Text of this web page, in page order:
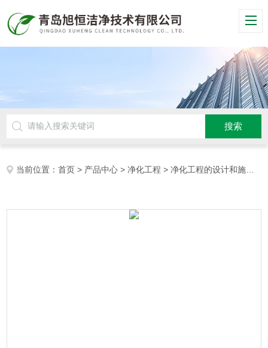
当前位置：首页 > 产品中心 >净化工程 >净化工程的设计和施工